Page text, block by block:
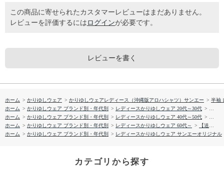
この商品に寄せられたカスタマーレビューはまだありません。
レビューを評価するには ログインが必要です。
レビューを書く
ホーム > かりゆしウェア > かりゆしウェアレディース（沖縄版アロハシャツ）サンエー > 半袖
ホーム > かりゆしウェア ブランド別・年代別 > レディースかりゆしウェア 20代～30代
ホーム > かりゆしウェア ブランド別・年代別 > レディースかりゆしウェア 40代～50代
ホーム > かりゆしウェア ブランド別・年代別 > レディースかりゆしウェア 60代～ >
【送料無料】しゅり花たより かりゆしウェア GSL52023S L
ホーム > かりゆしウェア ブランド別・年代別 > レディースかりゆしウェア サンエーオリジナル
カテゴリから探す